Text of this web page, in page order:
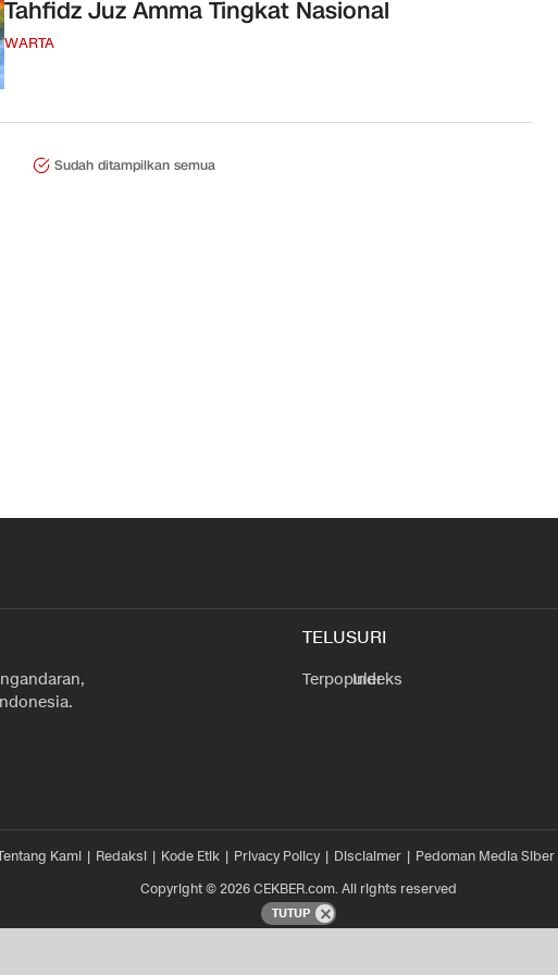
Tahfidz Juz Amma Tingkat Nasional
WARTA
Sudah ditampilkan semua
TELUSURI
Terpopuler
Indeks
Kami Redaksi Kode Etik Privacy Policy Disclaimer Pedoman Media Siber
Copyright © 2026 CEKBER.com. All rights reserved
TUTUP